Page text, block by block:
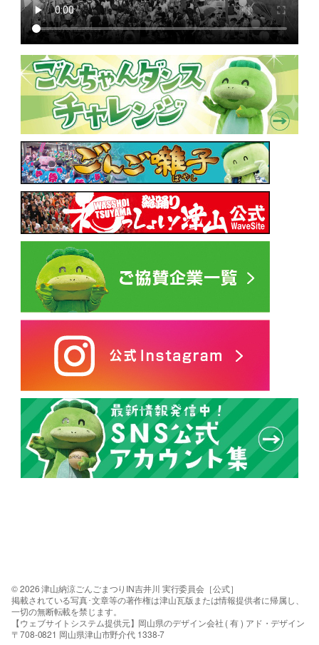
© 2026 津山納涼ごんごまつりIN吉井川 実行委員会［公式］
掲載されている写真･文章等の著作権は津山瓦版または情報提供者に帰属し、
一切の無断転載を禁じます。
【ウェブサイトシステム提供元】岡山県のデザイン会社 ( 有 ) アド・デザイン
〒708-0821 岡山県津山市野介代 1338-7